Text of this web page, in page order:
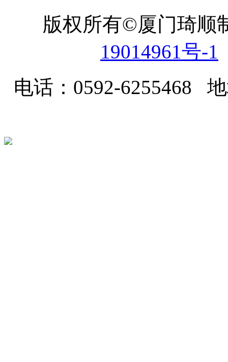
版权所有©厦门琦
19014961号-1
电话：0592-6255468